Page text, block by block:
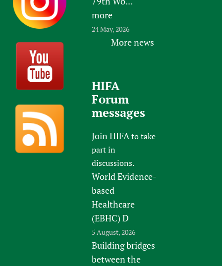
more
24 May, 2026
More news
HIFA
Forum
messages
Join HIFAto take
part in
discussions.
World Evidence-
based
Healthcare
(EBHC) D
5 August, 2026
Building bridges
between the